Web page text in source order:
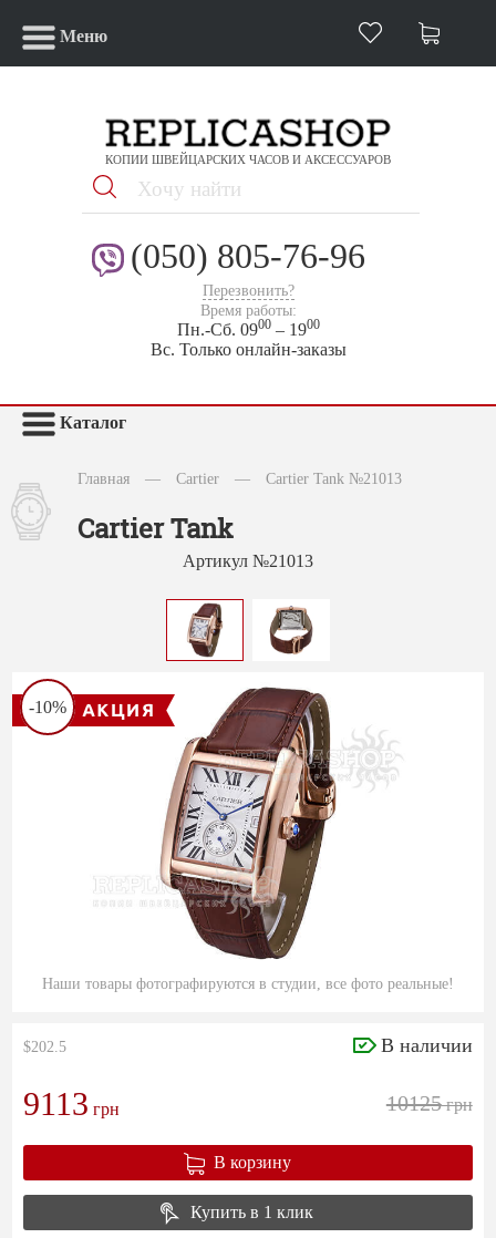
Меню
КОПИИ ШВЕЙЦАРСКИХ ЧАСОВ И АКСЕССУАРОВ
(050) 805-76-96
Перезвонить?
Время работы:
Пн.-Сб. 0900– 1900
Вс. Только онлайн-заказы
Каталог
Главная — Cartier — Cartier Tank №21013
Cartier Tank
Артикул №21013
-10%
Наши товары фотографируются в студии, все фото реальные!
$202.5 В наличии
9113 грн 10125грн
В корзину
Купить в 1 клик